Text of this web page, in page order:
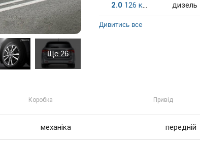
Ще 26
2.0 126 к.c. дизель
Дивитись все
Коробка Привід
механіка передній